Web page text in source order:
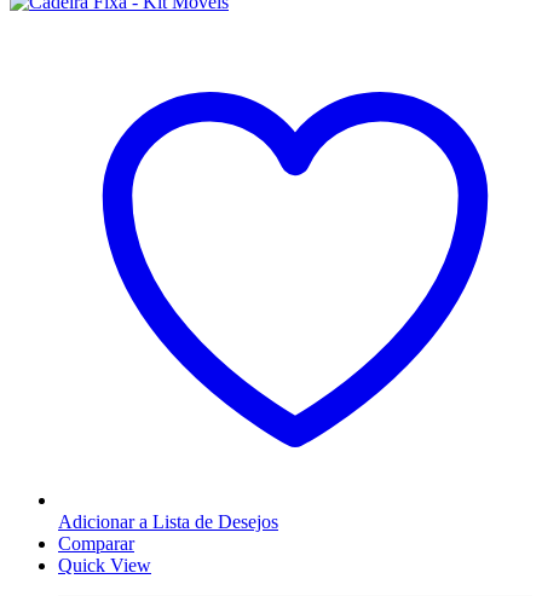
Adicionar a Lista de Desejos
Comparar
Quick View